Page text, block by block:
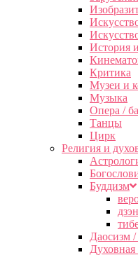
История
Критика
Музеи и
Музыка
Опера /
Танцы
Цирк
Религия и
Буддизм
Даосизм
Духовная